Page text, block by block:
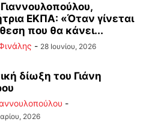
ΕΚΠΑ: «Όταν γίνεται
που θα κάνει...
- 28 Ιουνίου, 2026
δίωξη του Γιάνη
-
2026